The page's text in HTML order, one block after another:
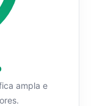
ampla e